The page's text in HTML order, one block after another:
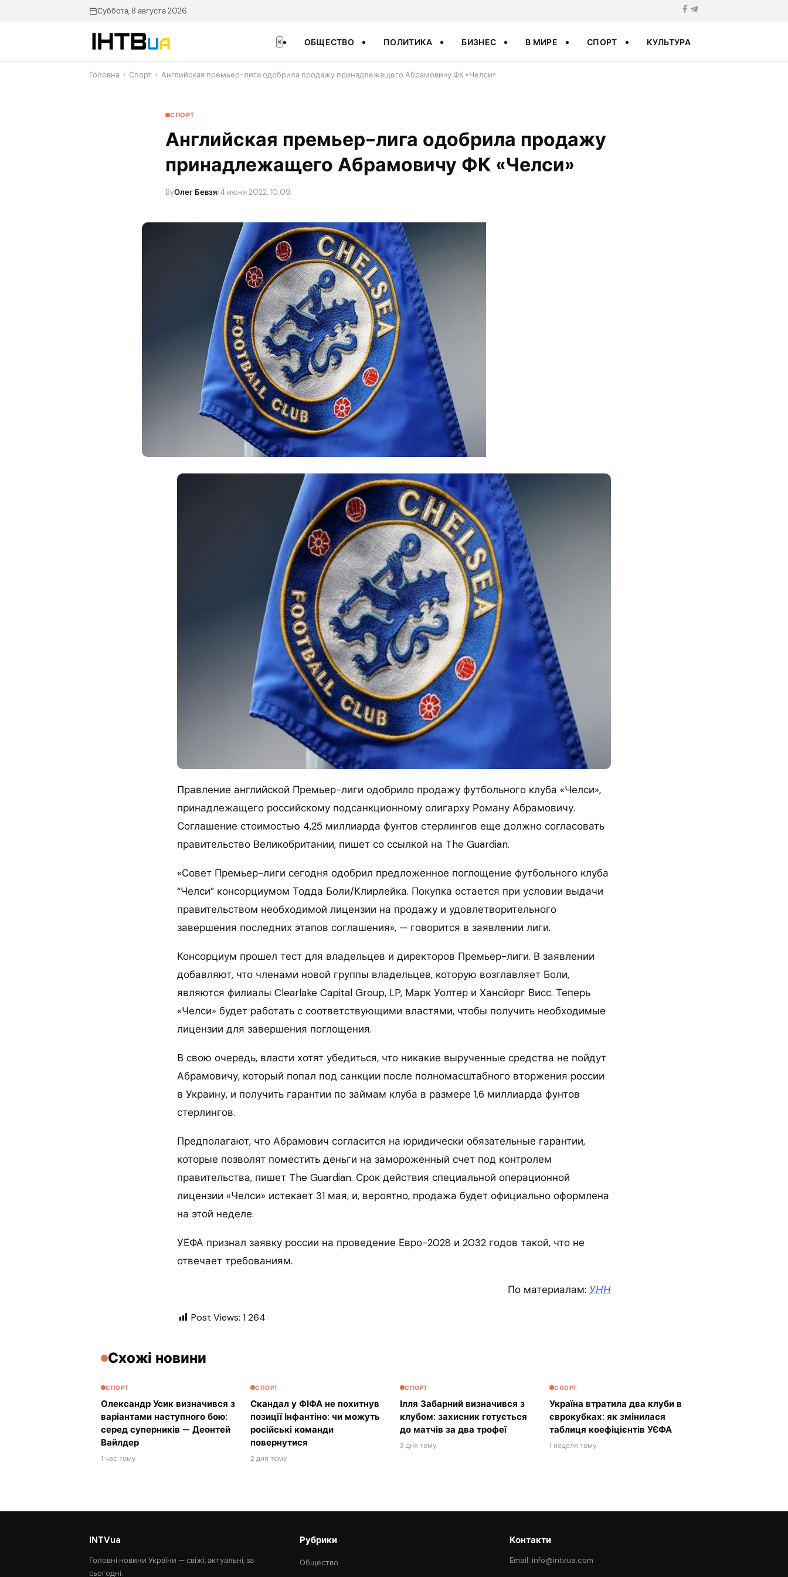
Суббота, 8 августа 2026
× ОБЩЕСТВО ПОЛИТИКА БИЗНЕС В МИРЕ СПОРТ КУЛЬТУРА
Головна › Спорт › Английская премьер-лига одобрила продажу принадлежащего Абрамовичу ФК «Челси»
СПОРТ
Английская премьер-лига одобрила продажу
принадлежащего Абрамовичу ФК «Челси»
ByОлег Бевзя/4 июня 2022, 10:09
Правление английской Премьер-лиги одобрило продажу футбольного клуба «Челси»,
принадлежащего российскому подсанкционному олигарху Роману Абрамовичу.
Соглашение стоимостью 4,25 миллиарда фунтов стерлингов еще должно согласовать
правительство Великобритании, пишет со ссылкой на The Guardian.
«Совет Премьер-лиги сегодня одобрил предложенное поглощение футбольного клуба
“Челси” консорциумом Тодда Боли/Клирлейка. Покупка остается при условии выдачи
правительством необходимой лицензии на продажу и удовлетворительного
завершения последних этапов соглашения», — говорится в заявлении лиги.
Консорциум прошел тест для владельцев и директоров Премьер-лиги. В заявлении
добавляют, что членами новой группы владельцев, которую возглавляет Боли,
являются филиалы Clearlake Capital Group, LP, Марк Уолтер и Хансйорг Висс. Теперь
«Челси» будет работать с соответствующими властями, чтобы получить необходимые
лицензии для завершения поглощения.
В свою очередь, власти хотят убедиться, что никакие вырученные средства не пойдут
Абрамовичу, который попал под санкции после полномасштабного вторжения россии
в Украину, и получить гарантии по займам клуба в размере 1,6 миллиарда фунтов
стерлингов.
Предполагают, что Абрамович согласится на юридически обязательные гарантии,
которые позволят поместить деньги на замороженный счет под контролем
правительства, пишет The Guardian. Срок действия специальной операционной
лицензии «Челси» истекает 31 мая, и, вероятно, продажа будет официально оформлена
на этой неделе.
УЕФА признал заявку россии на проведение Евро-2028 и 2032 годов такой, что не
отвечает требованиям.
По материалам: УНН
Post Views: 1 264
Схожі новини
СПОРТ
Олександр Усик визначився з
варіантами наступного бою:
серед суперників — Деонтей
Вайлдер
1 час тому
СПОРТ
Скандал у ФІФА не похитнув
позиції Інфантіно: чи можуть
російські команди
повернутися
2 дня тому
СПОРТ
Ілля Забарний визначився з
клубом: захисник готується
до матчів за два трофеї
3 дня тому
СПОРТ
Україна втратила два клуби в
єврокубках: як змінилася
таблиця коефіцієнтів УЄФА
1 неделя тому
INTVua
Головні новини України — свіжі, актуальні, за
сьогодні.
Рубрики
Общество
Контакти
Email: info@intvua.com